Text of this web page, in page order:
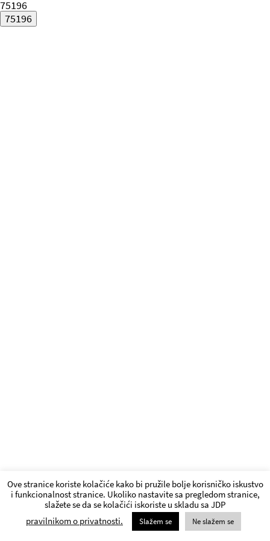
75196
Ove stranice koriste kolačiće kako bi pružile bolje korisničko iskustvo
i funkcionalnost stranice. Ukoliko nastavite sa pregledom stranice,
slažete se da se kolačići iskoriste u skladu sa JDP
pravilnikom o privatnosti.
Slažem se Ne slažem se